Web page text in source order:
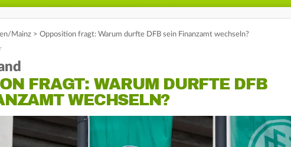
Mainz > Opposition fragt: Warum durfte DFB sein Finanzamt wechseln?
FRAGT: WARUM DURFTE DFB
WECHSELN?